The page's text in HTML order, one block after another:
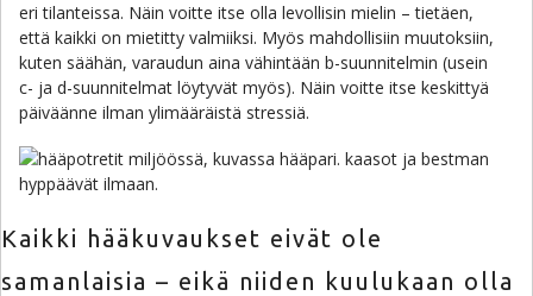
eri tilanteissa. Näin voitte itse olla levollisin mielin – tietäen,
että kaikki on mietitty valmiiksi. Myös mahdollisiin muutoksiin,
kuten säähän, varaudun aina vähintään b-suunnitelmin (usein
c- ja d-suunnitelmat löytyvät myös). Näin voitte itse keskittyä
päiväänne ilman ylimääräistä stressiä.
Kaikki hääkuvaukset eivät ole
samanlaisia – eikä niiden kuulukaan olla